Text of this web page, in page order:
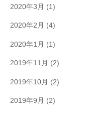
2020年3月 (1)
2020年2月 (4)
2020年1月 (1)
2019年11月 (2)
2019年10月 (2)
2019年9月 (2)